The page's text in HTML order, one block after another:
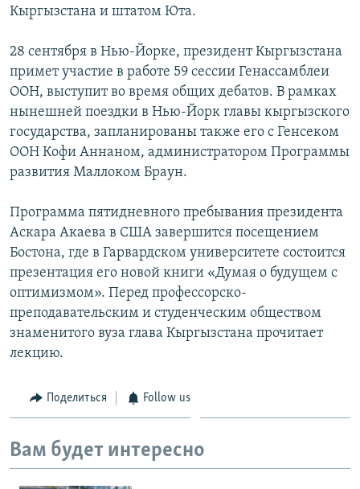
Кыргызстана и штатом Юта.
28 сентября в Нью-Йорке, президент Кыргызстана
примет участие в работе 59 сессии Генассамблеи
ООН, выступит во время общих дебатов. В рамках
нынешней поездки в Нью-Йорк главы кыргызского
государства, запланированы также его с Генсеком
ООН Кофи Аннаном, администратором Программы
развития Маллоком Браун.
Программа пятидневного пребывания президента
Аскара Акаева в США завершится посещением
Бостона, где в Гарвардском университете состоится
презентация его новой книги «Думая о будущем с
оптимизмом». Перед профессорско-
преподавательским и студенческим обществом
знаменитого вуза глава Кыргызстана прочитает
лекцию.
Поделиться Follow us
Вам будет интересно